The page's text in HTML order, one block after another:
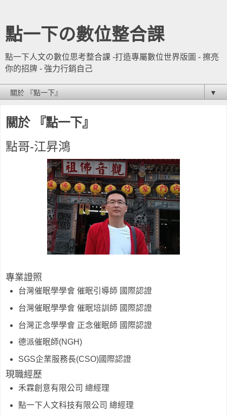
點一下の數位整合課
點一下人文の數位思考整合課 -打造專屬數位世界版圖 - 擦亮
你的招牌 - 強力行銷自己
▼
關於 『點一下』
點哥-江昇鴻
專業證照
台灣催眠學學會 催眠引導師 國際認證
台灣催眠學學會 催眠培訓師 國際認證
台灣正念學學會 正念催眠師 國際認證
德派催眠師(NGH)
SGS企業服務長(CSO)國際認證
現職經歷
禾霖創意有限公司 總經理
點一下人文科技有限公司 總經理